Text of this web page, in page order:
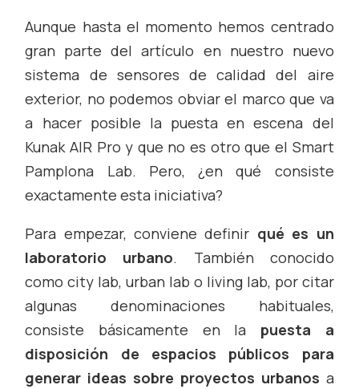
Aunque hasta el momento hemos centrado
gran parte del artículo en nuestro nuevo
sistema de sensores de calidad del aire
exterior, no podemos obviar el marco que va
a hacer posible la puesta en escena del
Kunak AIR Pro y que no es otro que el Smart
Pamplona Lab. Pero, ¿en qué consiste
exactamente esta iniciativa?
Para empezar, conviene definir qué es un
laboratorio urbano. También conocido
comocity lab,urban lab o living lab, por citar
algunas denominaciones habituales,
consiste básicamente en la puesta a
disposición de espacios públicos para
generar ideas sobre proyectos urbanos a